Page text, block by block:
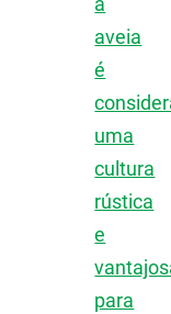
aveia
é
uma
cultura
rústica
e
para